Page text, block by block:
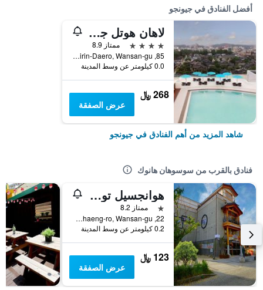
أفضل الفنادق في جيونجو
لاهان هوتل جيونجو
4 نجوم
ممتاز 8.9
85, Girin-Daero, Wansan-gu, جيونجو, كوريا الجنوبية
0.0 كيلومتر عن وسط المدينة
268 ﷼
عرض الصفقة
شاهد المزيد من أهم الفنادق في جيونجو
فنادق بالقرب من سوسوهان هانوك
هوانجسيل توريست هوتل
نجمة واحدة
ممتاز 8.2
22, Eunhaeng-ro, Wansan-gu, جيونجو, كوريا الجنوبية
0.2 كيلومتر عن وسط المدينة
123 ﷼
عرض الصفقة